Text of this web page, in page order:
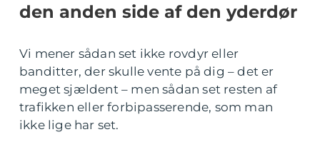
den anden side af den yderdør
Vi mener sådan set ikke rovdyr eller
banditter, der skulle vente på dig – det er
meget sjældent – men sådan set resten af
trafikken eller forbipasserende, som man
ikke lige har set.